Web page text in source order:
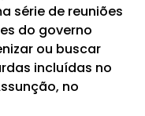
série de reuniões
do governo
ou buscar
incluídas no
no